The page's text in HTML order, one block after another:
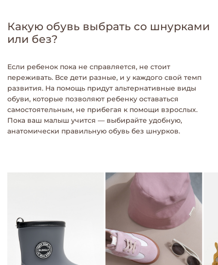
Какую обувь выбрать со шнурками
или без?
Если ребенок пока не справляется, не стоит
переживать. Все дети разные, и у каждого свой темп
развития. На помощь придут альтернативные виды
обуви, которые позволяют ребенку оставаться
самостоятельным, не прибегая к помощи взрослых.
Пока ваш малыш учится — выбирайте удобную,
анатомически правильную обувь без шнурков.